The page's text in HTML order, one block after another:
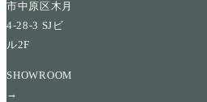
市中原区木月
4-28-3 SJビ
ル2F
SHOWROOM
→